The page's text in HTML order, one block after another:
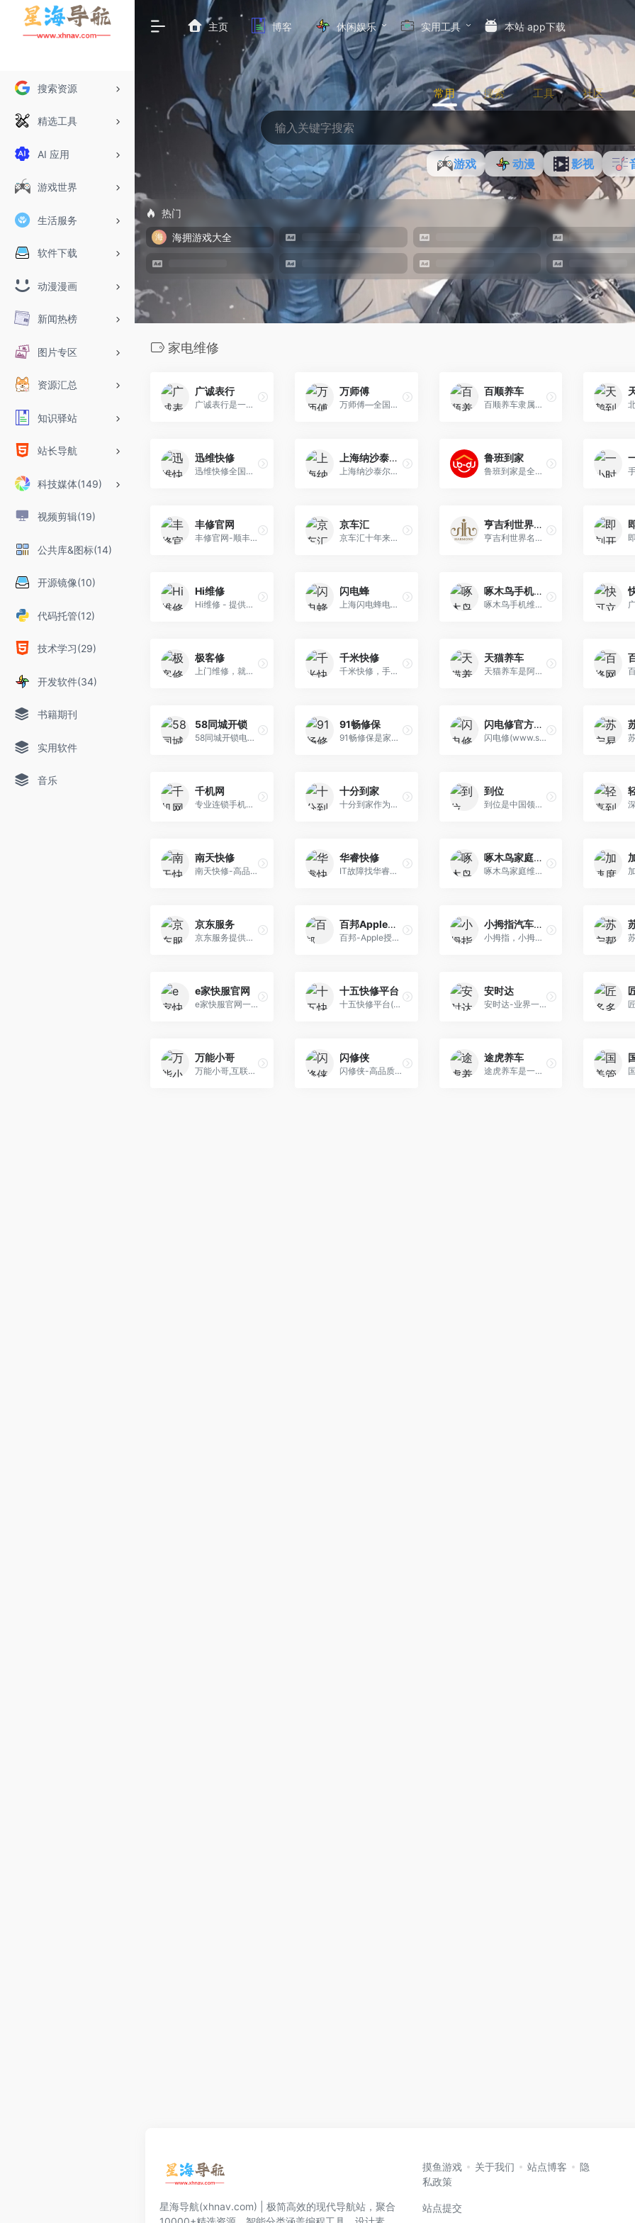
搜索资源
精选工具
AI 应用
游戏世界
生活服务
软件下载
动漫漫画
新闻热榜
图片专区
资源汇总
知识驿站
站长导航
科技媒体(149)
视频剪辑(19)
公共库&图标(14)
开源镜像(10)
代码托管(12)
技术学习(29)
开发软件(34)
书籍期刊
实用软件
音乐
主页 博客 休闲娱乐 实用工具 本站 app下载
常用 搜索 工具 社区
游戏 动漫 影视
热门
海拥游戏大全
家电维修
广诚表行
广诚表行是一间从事名表维修服务的连锁公司，是万表网指定售后服务商。服务网络遍布国内多个城市，拥有精湛的维修技术和精良的进口设备。
万师傅
万师傅—全国家居售后服务平台，以用户体验为核心，为商家提供覆盖全国的安装、维修、配送等一站式售后服务，为家庭、个人用户提供就近到家的安装、维修、清洗、疏通等便民服务，囊括家具、家电、灯具、卫浴、智能锁、晾衣架、窗帘、墙纸地板、拆装搬运等担保交易，满足不同用户与商家的需求。
百顺养车
百顺养车隶属于河北百顺汽车科技服务有限公司，成立于1998年，是国内专注于汽车保养的连锁经营品牌。目前在全国发展百余家连锁门店。百顺是由河北省质量技术 监督局授予的汽车服务名牌，同时是河北省交通运输管理局重点培育的汽车服务连锁示范单位。
迅维快修
迅维快修全国连锁平台，靠谱、专业！
上海纳沙泰尔手表服务中心
上海纳沙泰尔手表服务中心‌隶属于瑞士斯沃琪集团，专注于手表维修服务，提供包括机芯清洗、加油、校调精准性、修复防水性能、更换磨损机芯部件等服务。该中 心在中国大陆多个城市设有维修服务中心，为多个品牌提供维修保养服务‌。
鲁班到家
鲁班到家是全国家居售后同城配送安装维修服务平台,提供家具,家电,卫浴,灯具,晾衣架,窗帘,指纹锁,智能家居等配送安装维修服务.300万安装师傅覆盖全国,附近师傅上门安装维修!
丰修官网
丰修官网-顺丰旗下专业维修手机品牌_上门维修O2O平台
京车汇
京车汇十年来专注汽车贴膜艺术，在北京、天津、苏州、郑州、济南等地拥有九家直营门店，已为超过十万台车主提供过高品质的贴膜改装服务。京车汇旗下主营XPEL 隐形车衣、威固隔热膜、奔驰、宝马、路虎、保时捷等车型的原厂升级改装服务！
亨吉利世界名表中心
亨吉利世界名表中心是专业从事世界名表经销和服务的连锁集团，拥有雄厚的资金优势和良好的经营能力。其市场占有率位居国内名表零售业前列，是国内使用统一商 号、覆盖地域广泛的名表销售连锁品牌。
Hi维修
Hi维修 - 提供源自Apple的正品部件，专业、靠谱、有温度的上门维修回收服务平台，提供苹果iPhone、iPad、华为、OPPO、vivo、小米等品牌的换屏幕、换电池、官 方配件维修 和高价数码回收等服务。全国联保，免费上门，隐私安全。客服电话：400-017-1010。
闪电蜂
上海闪电蜂电子商务有限公司（简称闪电蜂）成立于2014年。专注于手机等数码产品售后维修、回收、延保等全线服务，2021年4月成为Apple的独立维修提供商（IRP）,闪电蜂手机快修业务已经覆盖全国24个省及直辖市、自治区、现拥有加盟店3500余家，并持续快速增加中。
啄木鸟手机维修网
啄木鸟手机维修为用户提供苹果手机维修、华为手机维修、小米手机维修、OPPO手机维修、VIVO手机维修等常见品牌手机维修服务，包含手机屏幕更换、手机电池更换 修复、手机主板维修更换、手机数据恢复等，专业靠谱，价格透明，修好付费，咨询电话：400-626-6218。
极客修
上门维修，就找极客修！专业手机维修(苹果/华为/小米更换屏幕、换电池、修主板等)，电脑维修(iPad/笔记本/台式机维修)，家电维修清洗(电视机/洗衣机/空调维修清洗等)。价格透明,修好付费.客服电话:4008-112-112
千米快修
千米快修，手机维修、电脑维修、二手回收、3C产品销售、企业IT外包服务。提供电脑及办公耗材配送维修、安防监控、网络工程、机房布线、局域网配置等上门服务 。
天猫养车
天猫养车是阿里巴巴旗下一体化、专业的汽车养护平台，业务范畴涵盖：线上机油、轮胎等零配件、汽车用品的售卖，同时也包含线上线下一体化的安装服务，以及连 锁化的汽车养护门店。
58同城开锁
58同城开锁电话4000271712专业提供开锁电话24小时上门服务，附近开锁公司换锁电话,开锁公司,开锁电话,开锁师傅,开锁多少钱,24小时开锁,附近开锁
91畅修保
91畅修保是家庭维修标准价平台开创者。荣获国家ISO9001质量体系认证,已在全国有近十万名经过专业培训的维修师傅。标准价格,品质服务,安全认证,时刻牢记不忘初心,时刻走在为业主提高服务品质的道路上。
闪电修官方网站
闪电修(www.suddenfix.com)是值得信赖的、专业的上门手机维修平台,提供苹果,三星,华为,小米等主流手机上门维修服务,价格透明,正规认证,方便快捷。热线电话:400-018-1866。
千机网
专业连锁手机快修平台，提供主流品牌机型的专业手机维修服务，门店覆盖全国。
十分到家
十分到家作为您身边的全屋家电管家，致力于通过为用户提供有温度的家电服务，打造便捷、无忧、环保、健康的新型家居生活方式，让您足不出户即可享受全屋家电 产品的安装、保养、清洗、维修等一站式服务。
到位
到位是中国领先的O2O上门服务平台，汇聚数万种高品质到家服务。家政保洁，维修安装，上门按摩，搬家拉货，家电清洗，洗衣洗鞋…一站直约，极速上门，全程保障 ，安全可靠。现已覆盖北京、上海、深圳、广州、杭州等300多个城市。
南天快修
南天快修-高品质的上门维修平台,提供电脑维修,打印机维修,笔记本维修,复印机维修,等办公设备专业维修服务,正规认证、方便快捷、专业靠谱。一个电话服务到家:4000055163
华睿快修
IT故障找华睿快修,专业维修平台,提供电脑维修,笔记本维修,服务器维修,网络维修,办公设备维修，以及数据恢复公司,可以提供方便快捷的上门维修,安全可靠的优质 上门维修
啄木鸟家庭维修平台
啄木鸟家庭维修(www.zmn.cn)，一站式数字化家庭维修服务企业，覆盖逾300个主要家电和家居设施类别，为千万中国家庭提供透明、可信的家庭维修服务。啄木鸟维修官方客服电话：400-017-1110、400-626-6218。正规家庭维修，就找啄木鸟。
京东服务
京东服务提供安装，维修，清洗，保养及其他定制化等服务产品相关信息,购买服务就到京东商城,省钱又放心
百邦Apple授权服务商
百邦-Apple授权服务商，售后服务领域上市公司，提供方便快捷、安全放心的优质维修服务。苹果iPhone换电池，iPhone 换屏，电脑Mac维修，苹果屏幕失灵，手机碎 屏，不开机，认准百邦。也支持手机回收，数码产品，家居安装维修。
小拇指汽车服务连锁
小拇指，小拇指汽修，知名汽车后市场特许连锁经营的领军品牌。提供汽修连锁，汽车维修，汽车美容，汽车维修连锁的品牌加盟服务。了解更多请访问小拇指官网。 汽修店加盟，就选小拇指，
e家快服官网
e家快服官网一家快服（平潭）家政服务有限公司成立于2014年
十五快修平台
十五快修平台(Tel:13699019068)-高品质电脑、手机、家电维修回收服务平台,提供全国专业电脑维修,笔记本维修,手机维修,家电维修及电脑回收等相关服务！方便快 捷、专业靠谱,一个电话,服务到家,欢迎来电详询……
安时达
安时达-业界一流的家庭技术服务供应商
万能小哥
万能小哥,互联网维修上门服务开创者。专注于互联网方式改变传统维修中介、游击队模式。提供在线价格查询、维修预约、过程监管、付款评价等服务。 我们承诺：全程覆盖、统一价格、赔付保障安全快捷。
闪修侠
闪修侠-高品质的手机上门维修平台,提供苹果、三星、等主流机型的专业维修和手机回收服务,正规认证、方便快捷、专业靠谱。维修从未如此好用,一个电话,服务到家:4006007373。
途虎养车
途虎养车是一个汽车养护服务平台，主要提供汽车养护服务，具体包括更换轮胎、换机油和滤清器、汽车配件日常保养更换、汽车美容、车内各类用品等，此外还提供 车险、违章查询等服务。
星海导航(xhnav.com) | 极简高效的现代导航站，聚合
摸鱼游戏 关于我们 站点博客
隐
私政策
站点提交